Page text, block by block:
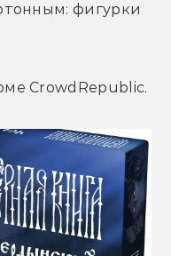
фигурки
CrowdRepublic.